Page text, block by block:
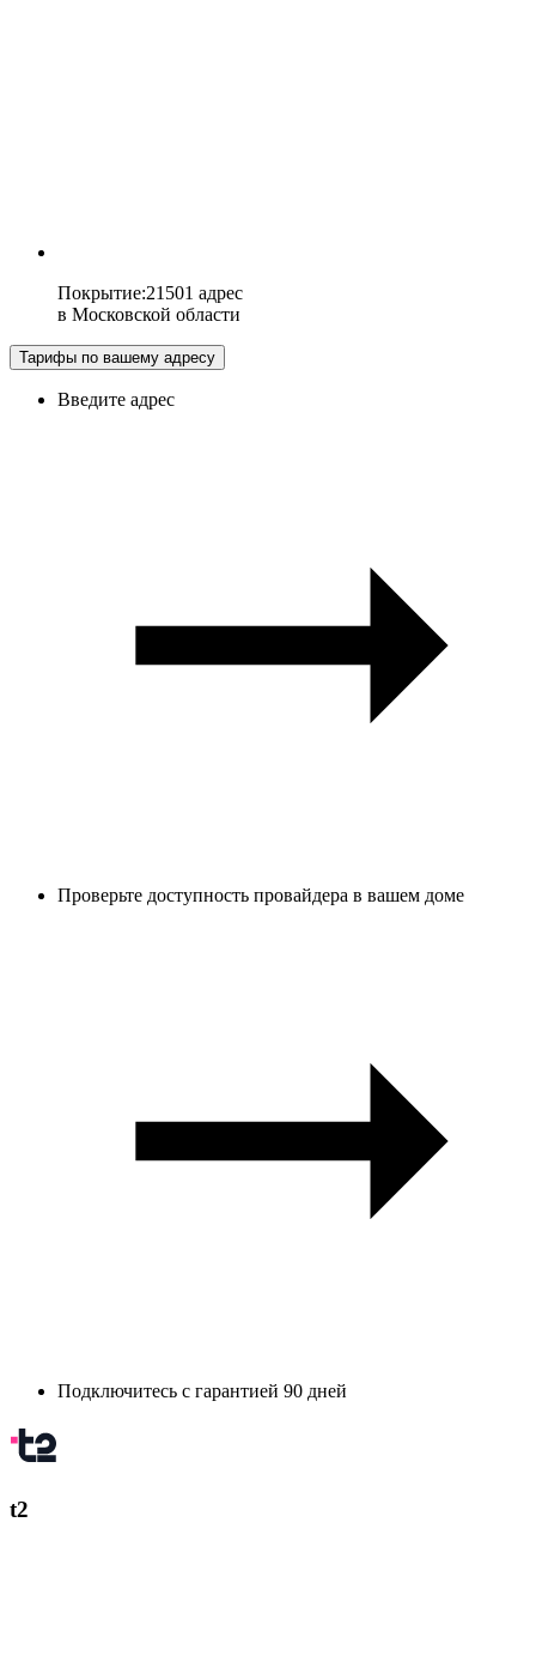
Покрытие:21501 адрес
в Московской области
Тарифы по вашему адресу
Введите адрес
Проверьте доступность провайдера в вашем доме
Подключитесь с гарантией 90 дней
t2